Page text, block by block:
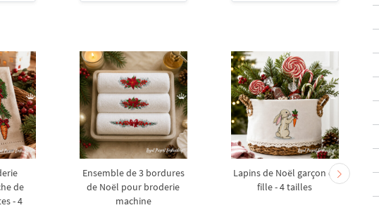
de
- 4
Ensemble de 3 bordures
de Noël pour broderie
machine
Lapins de Noël garçon et
fille - 4 tailles